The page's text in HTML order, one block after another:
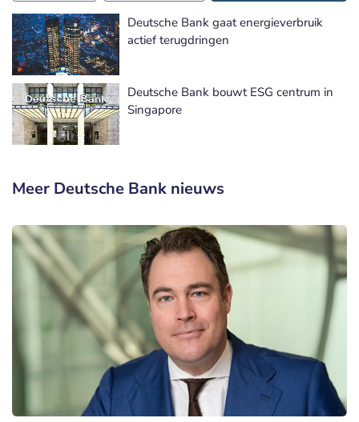
Deutsche Bank gaat energieverbruik
actief terugdringen
Deutsche Bank bouwt ESG centrum in
Singapore
Meer Deutsche Bank nieuws